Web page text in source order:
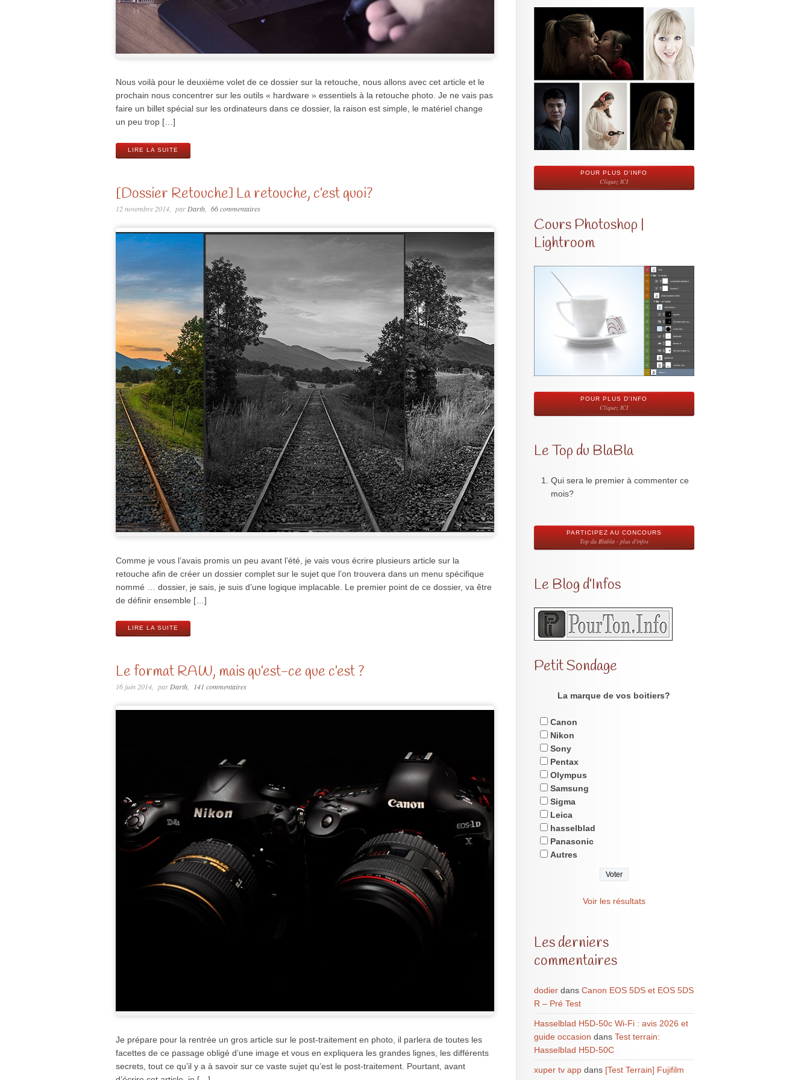
Nous voilà pour le deuxième volet de ce dossier sur la retouche, nous allons avec cet article et le
prochain nous concentrer sur les outils « hardware » essentiels à la retouche photo. Je ne vais pas
faire un billet spécial sur les ordinateurs dans ce dossier, la raison est simple, le matériel change
un peu trop […]
LIRE LA SUITE
[Dossier Retouche] La retouche, c’est quoi?
12 novembre 2014 par Darth 66 commentaires
Comme je vous l’avais promis un peu avant l’été, je vais vous écrire plusieurs article sur la
retouche afin de créer un dossier complet sur le sujet que l’on trouvera dans un menu spécifique
nommé … dossier, je sais, je suis d’une logique implacable. Le premier point de ce dossier, va être
de définir ensemble […]
LIRE LA SUITE
Le format RAW, mais qu’est-ce que c’est ?
16 juin 2014 par Darth 141 commentaires
Je prépare pour la rentrée un gros article sur le post-traitement en photo, il parlera de toutes les
facettes de ce passage obligé d’une image et vous en expliquera les grandes lignes, les différents
secrets, tout ce qu’il y a à savoir sur ce vaste sujet qu’est le post-traitement. Pourtant, avant
POUR PLUS D'INFO
Cliquez ICI
Cours Photoshop |
Lightroom
POUR PLUS D'INFO
Cliquez ICI
Le Top du BlaBla
Qui sera le premier à commenter ce
mois?
PARTICIPEZ AU CONCOURS
Top du Blabla - plus d'infos
Le Blog d’Infos
Petit Sondage
La marque de vos boitiers?
Canon
Nikon
Sony
Pentax
Olympus
Samsung
Sigma
Leica
hasselblad
Panasonic
Autres
Voir les résultats
Les derniers
commentaires
dodierdans Canon EOS 5DS et EOS 5DS
R – Pré Test
Hasselblad H5D-50c Wi-Fi : avis 2026 et
guide occasion dans Test terrain:
Hasselblad H5D-50C
xuper tv appdans [Test Terrain] Fujifilm